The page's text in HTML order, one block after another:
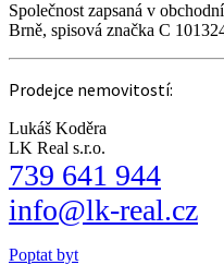
Společnost zapsaná v
Brně, spisová značka C
Prodejce nemovitostí:
Lukáš Koděra
LK Real s.r.o.
739 641 944
info@lk-real.cz
Poptat byt